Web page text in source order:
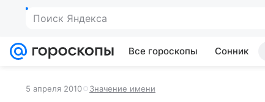
Поиск Яндекса
Все гороскопы Сонник
5 апреля 2010 Значение имени